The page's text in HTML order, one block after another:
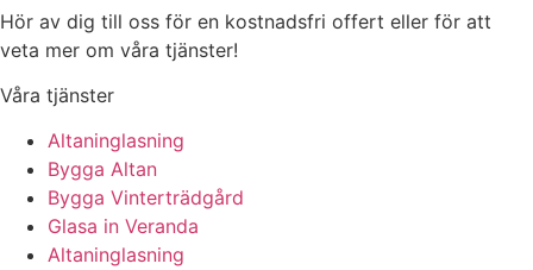
Hör av dig till oss för en kostnadsfri offert eller för att
veta mer om våra tjänster!
Våra tjänster
Altaninglasning
Bygga Altan
Bygga Vinterträdgård
Glasa in Veranda
Altaninglasning